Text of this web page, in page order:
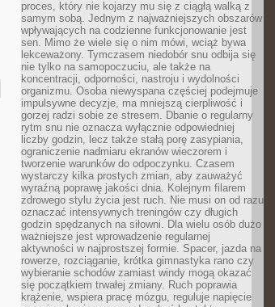
proces, który nie kojarzy mu się z ciągłą walką z
samym sobą. Jednym z najważniejszych obszarów
wpływających na codzienne funkcjonowanie jest
sen. Mimo że wiele się o nim mówi, wciąż bywa
lekceważony. Tymczasem niedobór snu odbija się
nie tylko na samopoczuciu, ale także na
koncentracji, odporności, nastroju i wydolności
organizmu. Osoba niewyspana częściej podejmuje
impulsywne decyzje, ma mniejszą cierpliwość i
gorzej radzi sobie ze stresem. Dbanie o regularny
rytm snu nie oznacza wyłącznie odpowiedniej
liczby godzin, lecz także stałą porę zasypiania,
ograniczenie nadmiaru ekranów wieczorem i
tworzenie warunków do odpoczynku. Czasem
wystarczy kilka prostych zmian, aby zauważyć
wyraźną poprawę jakości dnia. Kolejnym filarem
zdrowego stylu życia jest ruch. Nie musi on od razu
oznaczać intensywnych treningów czy długich
godzin spędzanych na siłowni. Dla wielu osób dużo
ważniejsze jest wprowadzenie regularnej
aktywności w najprostszej formie. Spacer, jazda na
rowerze, rozciąganie, krótka gimnastyka rano czy
wybieranie schodów zamiast windy mogą okazać
się początkiem trwałej zmiany. Ruch poprawia
krążenie, wspiera pracę mózgu, reguluje napięcie